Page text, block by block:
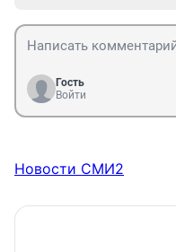
Гость
Войти
Новости СМИ2